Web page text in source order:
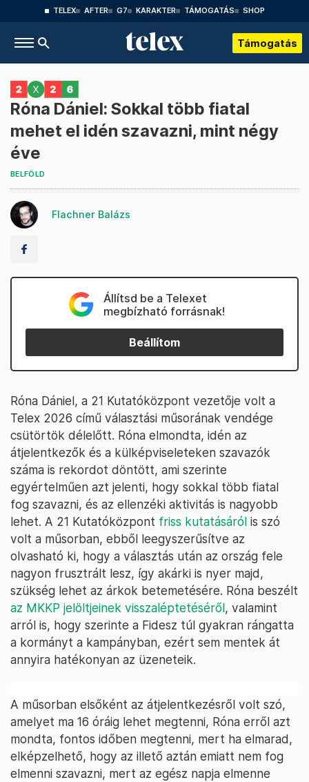
TELEX AFTER G7 KARAKTER TÁMOGATÁS SHOP
Támogatás
Róna Dániel: Sokkal több fiatal
mehet el idén szavazni, mint négy
éve
BELFÖLD
Flachner Balázs
Állítsd be a Telexet
megbízható forrásnak!
Beállítom
Róna Dániel, a 21 Kutatóközpont vezetője volt a
Telex 2026 című választási műsorának vendége
csütörtök délelőtt. Róna elmondta, idén az
átjelentkezők és a külképviseleteken szavazók
száma is rekordot döntött, ami szerinte
egyértelműen azt jelenti, hogy sokkal több fiatal
fog szavazni, és az ellenzéki aktivitás is nagyobb
lehet. A 21 Kutatóközpont friss kutatásáról is szó
volt a műsorban, ebből leegyszerűsítve az
olvasható ki, hogy a választás után az ország fele
nagyon frusztrált lesz, így akárki is nyer majd,
szükség lehet az árkok betemetésére. Róna beszélt
az MKKP jelöltjeinek visszaléptetéséről, valamint
arról is, hogy szerinte a Fidesz túl gyakran rángatta
a kormányt a kampányban, ezért sem mentek át
annyira hatékonyan az üzeneteik.
A műsorban elsőként az átjelentkezésről volt szó,
amelyet ma 16 óráig lehet megtenni, Róna erről azt
mondta, fontos időben megtenni, mert ha elmarad,
elképzelhető, hogy az illető aztán emiatt nem fog
elmenni szavazni, mert az egész napja elmenne